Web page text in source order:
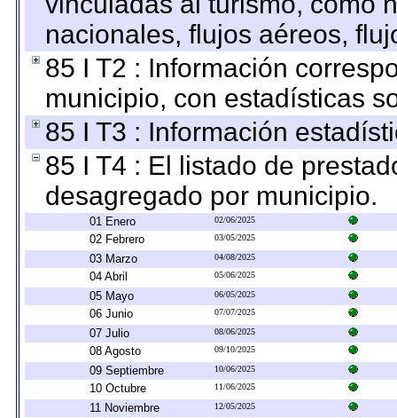
nacionales, flujos aéreos,
85 I T2 : Información
municipio, con estadísticas
85 I T3 : Información
85 I T4 : El listado de
desagregado por municipio.
01 Enero 02/06/2025
02 Febrero 03/05/2025
03 Marzo 04/08/2025
04 Abril 05/06/2025
05 Mayo 06/05/2025
06 Junio 07/07/2025
07 Julio 08/06/2025
08 Agosto 09/10/2025
09 Septiembre 10/06/2025
10 Octubre 11/06/2025
11 Noviembre 12/05/2025